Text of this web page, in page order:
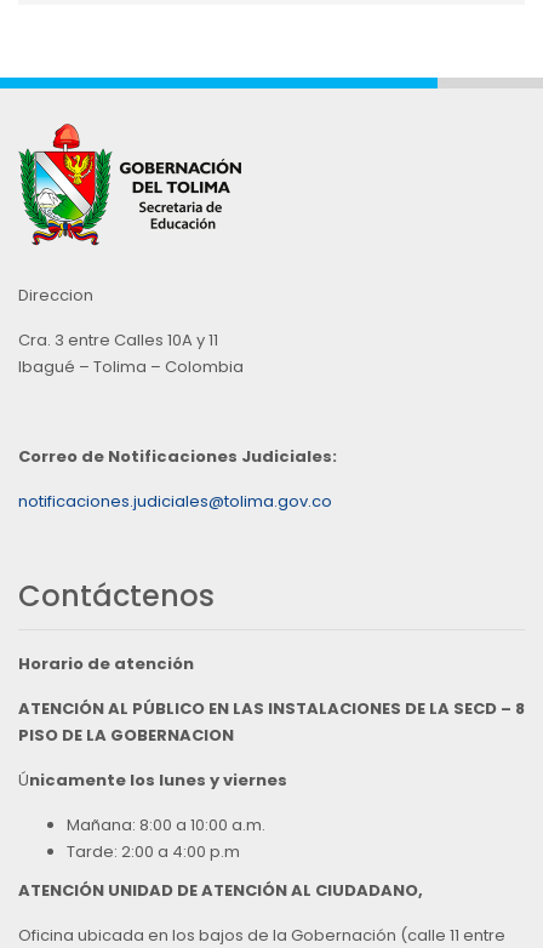
Direccion
Cra. 3 entre Calles 10A y 11
Ibagué – Tolima – Colombia
Correo de Notificaciones Judiciales:
notificaciones.judiciales@tolima.gov.co
Contáctenos
Horario de atención
ATENCIÓN AL PÚBLICO EN LAS INSTALACIONES DE LA SECD – 8
PISO DE LA GOBERNACION
Únicamente los lunes y viernes
Mañana: 8:00 a 10:00 a.m.
Tarde: 2:00 a 4:00 p.m
ATENCIÓN UNIDAD DE ATENCIÓN AL CIUDADANO,
Oficina ubicada en los bajos de la Gobernación (calle 11 entre